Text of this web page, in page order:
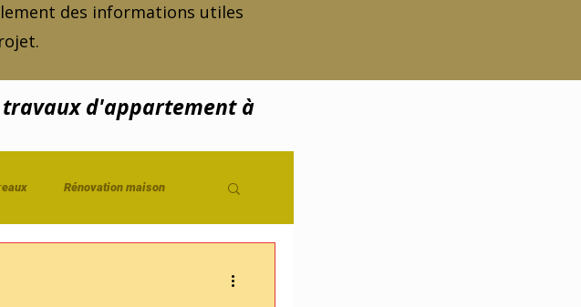
des informations utiles
d'appartement à
Rénovation maison